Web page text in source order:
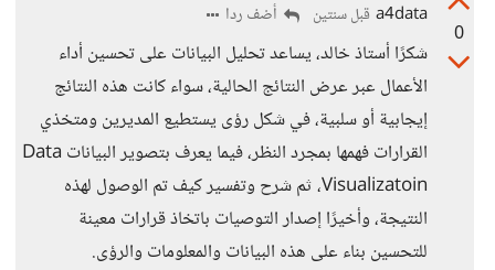
0
a4data قبل سنتين أضف ردا
شكرًا أستاذ خالد، يساعد تحليل البيانات على تحسين أداء
الأعمال عبر عرض النتائج الحالية، سواء كانت هذه النتائج
إيجابية أو سلبية، في شكل رؤى يستطيع المديرين ومتخذي
القرارات فهمها بمجرد النظر، فيما يعرف بتصوير البيانات Data
Visualizatoin، ثم شرح وتفسير كيف تم الوصول لهذه
النتيجة، وأخيرًا إصدار التوصيات باتخاذ قرارات معينة
للتحسين بناء على هذه البيانات والمعلومات والرؤى.